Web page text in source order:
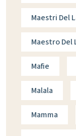
Maestri Del
Maestro Del
Mafie
Malala
Mamma